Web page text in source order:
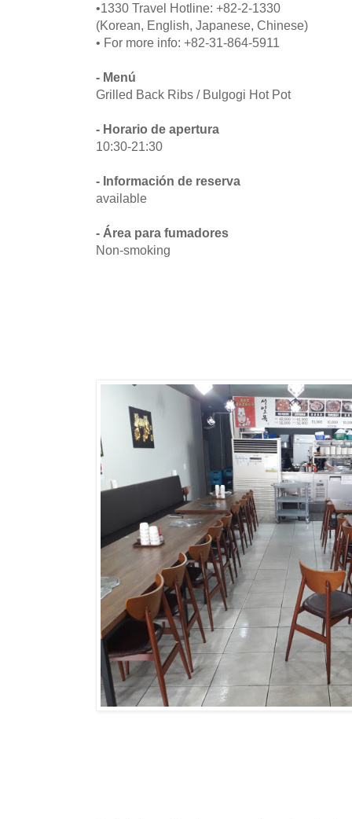
•1330 Travel Hotline: +82-2-1330
(Korean, English, Japanese, Chinese)
• For more info: +82-31-864-5911
- Menú
Grilled Back Ribs / Bulgogi Hot Pot
- Horario de apertura
10:30-21:30
- Información de reserva
available
- Área para fumadores
Non-smoking